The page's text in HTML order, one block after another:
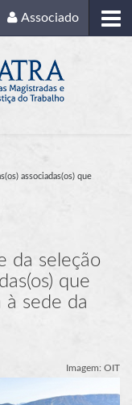
Associado
associadas(os) que
da seleção
que
à sede da
Imagem: OIT